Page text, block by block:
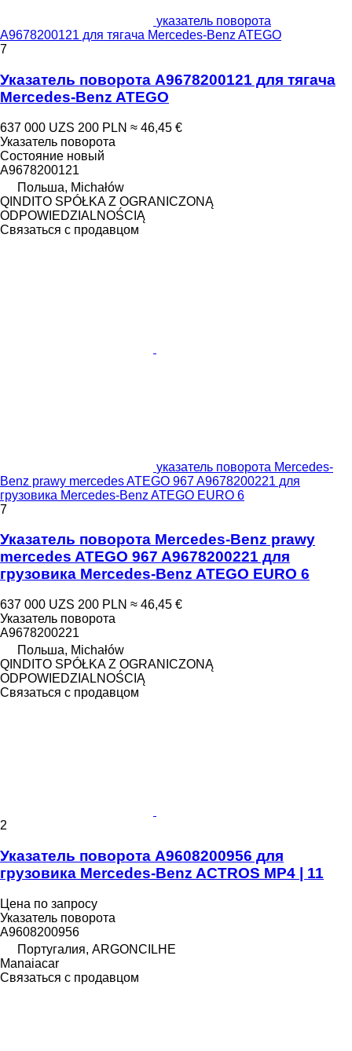
указатель поворота
A9678200121 для тягача Mercedes-Benz ATEGO
7
Указатель поворота A9678200121 для тягача
Mercedes-Benz ATEGO
637 000 UZS 200 PLN ≈ 46,45 €
Указатель поворота
Состояние новый
A9678200121
Польша, Michałów
QINDITO SPÓŁKA Z OGRANICZONĄ
ODPOWIEDZIALNOŚCIĄ
Связаться с продавцом
указатель поворота Mercedes-
Benz prawy mercedes ATEGO 967 A9678200221 для
грузовика Mercedes-Benz ATEGO EURO 6
7
Указатель поворота Mercedes-Benz prawy
mercedes ATEGO 967 A9678200221 для
грузовика Mercedes-Benz ATEGO EURO 6
637 000 UZS 200 PLN ≈ 46,45 €
Указатель поворота
A9678200221
Польша, Michałów
QINDITO SPÓŁKA Z OGRANICZONĄ
ODPOWIEDZIALNOŚCIĄ
Связаться с продавцом
2
Указатель поворота A9608200956 для
грузовика Mercedes-Benz ACTROS MP4 | 11
Цена по запросу
Указатель поворота
A9608200956
Португалия, ARGONCILHE
Manaiacar
Связаться с продавцом